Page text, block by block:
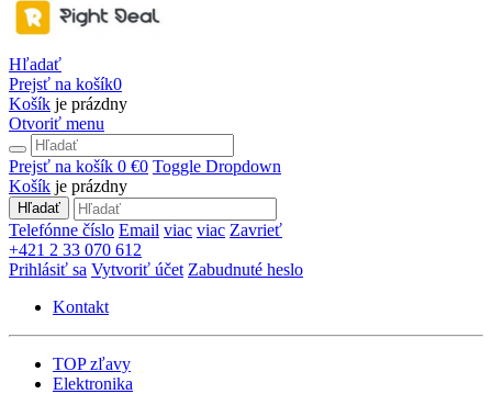
Hľadať
Prejsť na košík0
Košík je prázdny
Otvoriť menu
Prejsť na košík 0 €0 Toggle Dropdown
Košík je prázdny
Hľadať
Telefónne číslo Email viac viac Zavrieť
+421 2 33 070 612
Prihlásiť sa Vytvoriť účet Zabudnuté heslo
Kontakt
TOP zľavy
Elektronika